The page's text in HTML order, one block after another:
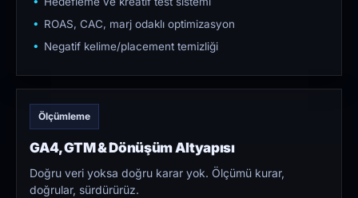
ROAS, CAC, marj odaklı optimizasyon
Negatif kelime/placement temizliği
Ölçümleme
GA4, GTM & Dönüşüm Altyapısı
Doğru veri yoksa doğru karar yok. Ölçümü kurar,
doğrular, sürdürürüz.